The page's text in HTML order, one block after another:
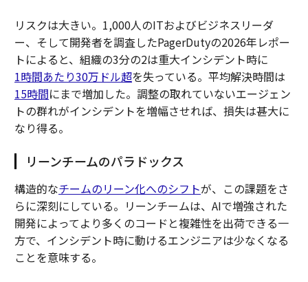
リスクは大きい。1,000人のITおよびビジネスリーダ
ー、そして開発者を調査したPagerDutyの2026年レポー
トによると、組織の3分の2は重大インシデント時に
1時間あたり30万ドル超を失っている。平均解決時間は
15時間にまで増加した。調整の取れていないエージェン
トの群れがインシデントを増幅させれば、損失は甚大に
なり得る。
リーンチームのパラドックス
構造的なチームのリーン化へのシフトが、この課題をさ
らに深刻にしている。リーンチームは、AIで増強された
開発によってより多くのコードと複雑性を出荷できる一
方で、インシデント時に動けるエンジニアは少なくなる
ことを意味する。